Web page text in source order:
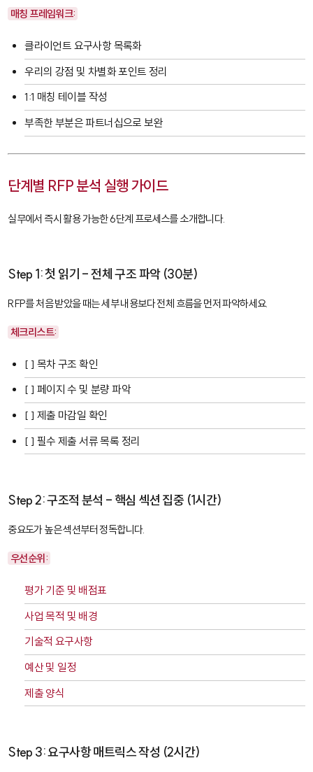
매칭 프레임워크:
클라이언트 요구사항 목록화
우리의 강점 및 차별화 포인트 정리
1:1 매칭 테이블 작성
부족한 부분은 파트너십으로 보완
단계별 RFP 분석 실행 가이드
실무에서 즉시 활용 가능한 6단계 프로세스를 소개합니다.
Step 1: 첫 읽기 - 전체 구조 파악 (30분)
RFP를 처음 받았을 때는 세부 내용보다 전체 흐름을 먼저 파악하세요.
체크리스트:
[ ] 목차 구조 확인
[ ] 페이지 수 및 분량 파악
[ ] 제출 마감일 확인
[ ] 필수 제출 서류 목록 정리
Step 2: 구조적 분석 - 핵심 섹션 집중 (1시간)
중요도가 높은 섹션부터 정독합니다.
우선순위:
평가 기준 및 배점표
사업 목적 및 배경
기술적 요구사항
예산 및 일정
제출 양식
Step 3: 요구사항 매트릭스 작성 (2시간)